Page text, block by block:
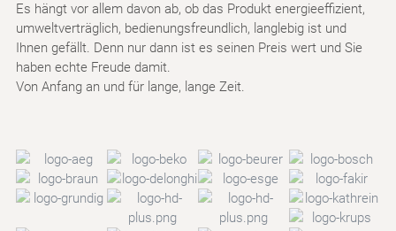
Es hängt vor allem davon ab, ob das Produkt energieeffizient,
umweltverträglich, bedienungsfreundlich, langlebig ist und
Ihnen gefällt. Denn nur dann ist es seinen Preis wert und Sie
haben echte Freude damit.
Von Anfang an und für lange, lange Zeit.